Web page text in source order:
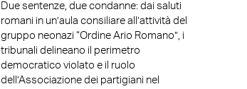
Due sentenze, due condanne: dai saluti
romani in un’aula consiliare all’attività del
gruppo neonazi “Ordine Ario Romano”, i
tribunali delineano il perimetro
democratico violato e il ruolo
dell’Associazione dei partigiani nel